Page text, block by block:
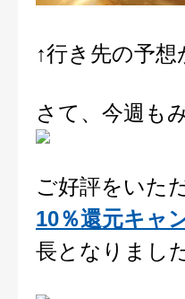
↑行き先の予
さて、今週も
ご好評をいた
10％還元キャ
長となりまし